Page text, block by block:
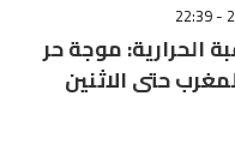
الحرارية: موجة حر
حتى الاثنين